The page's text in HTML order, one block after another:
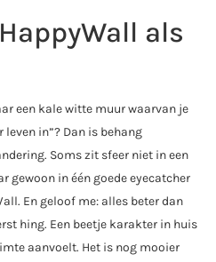
als
een kale witte muur waarvan je
in”? Dan is behang
Soms zit sfeer niet in een
gewoon in één goede eyecatcher
En geloof me: alles beter dan
hing. Een beetje karakter in huis
aanvoelt. Het is nog mooier